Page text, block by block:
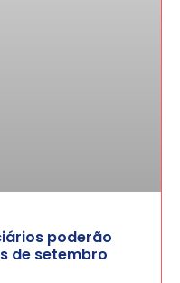
poderão
de setembro